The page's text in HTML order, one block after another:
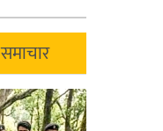
समाचार